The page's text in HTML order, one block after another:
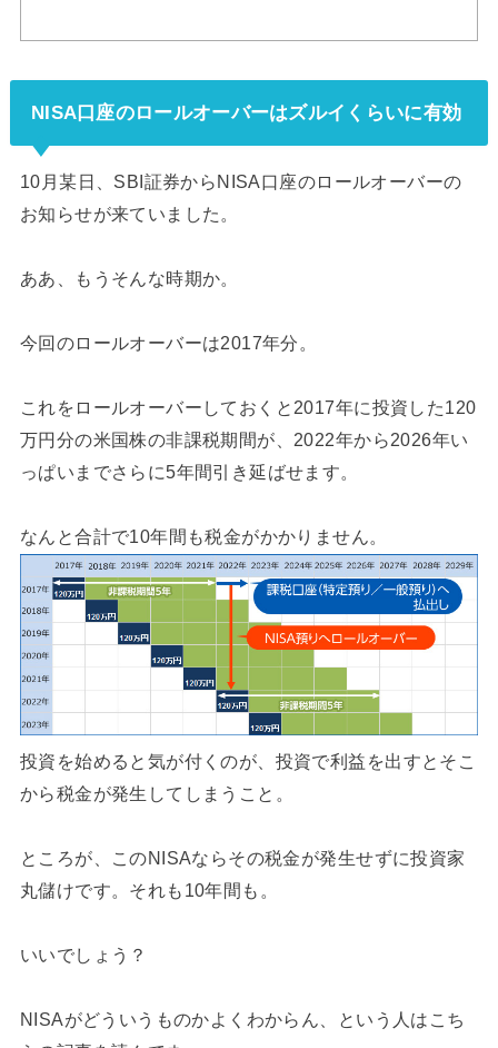
NISA口座のロールオーバーはズルイくらいに有効
10月某日、SBI証券からNISA口座のロールオーバーの
お知らせが来ていました。
ああ、もうそんな時期か。
今回のロールオーバーは2017年分。
これをロールオーバーしておくと2017年に投資した120
万円分の米国株の非課税期間が、2022年から2026年い
っぱいまでさらに5年間引き延ばせます。
なんと合計で10年間も税金がかかりません。
投資を始めると気が付くのが、投資で利益を出すとそこ
から税金が発生してしまうこと。
ところが、このNISAならその税金が発生せずに投資家
丸儲けです。それも10年間も。
いいでしょう？
NISAがどういうものかよくわからん、という人はこち